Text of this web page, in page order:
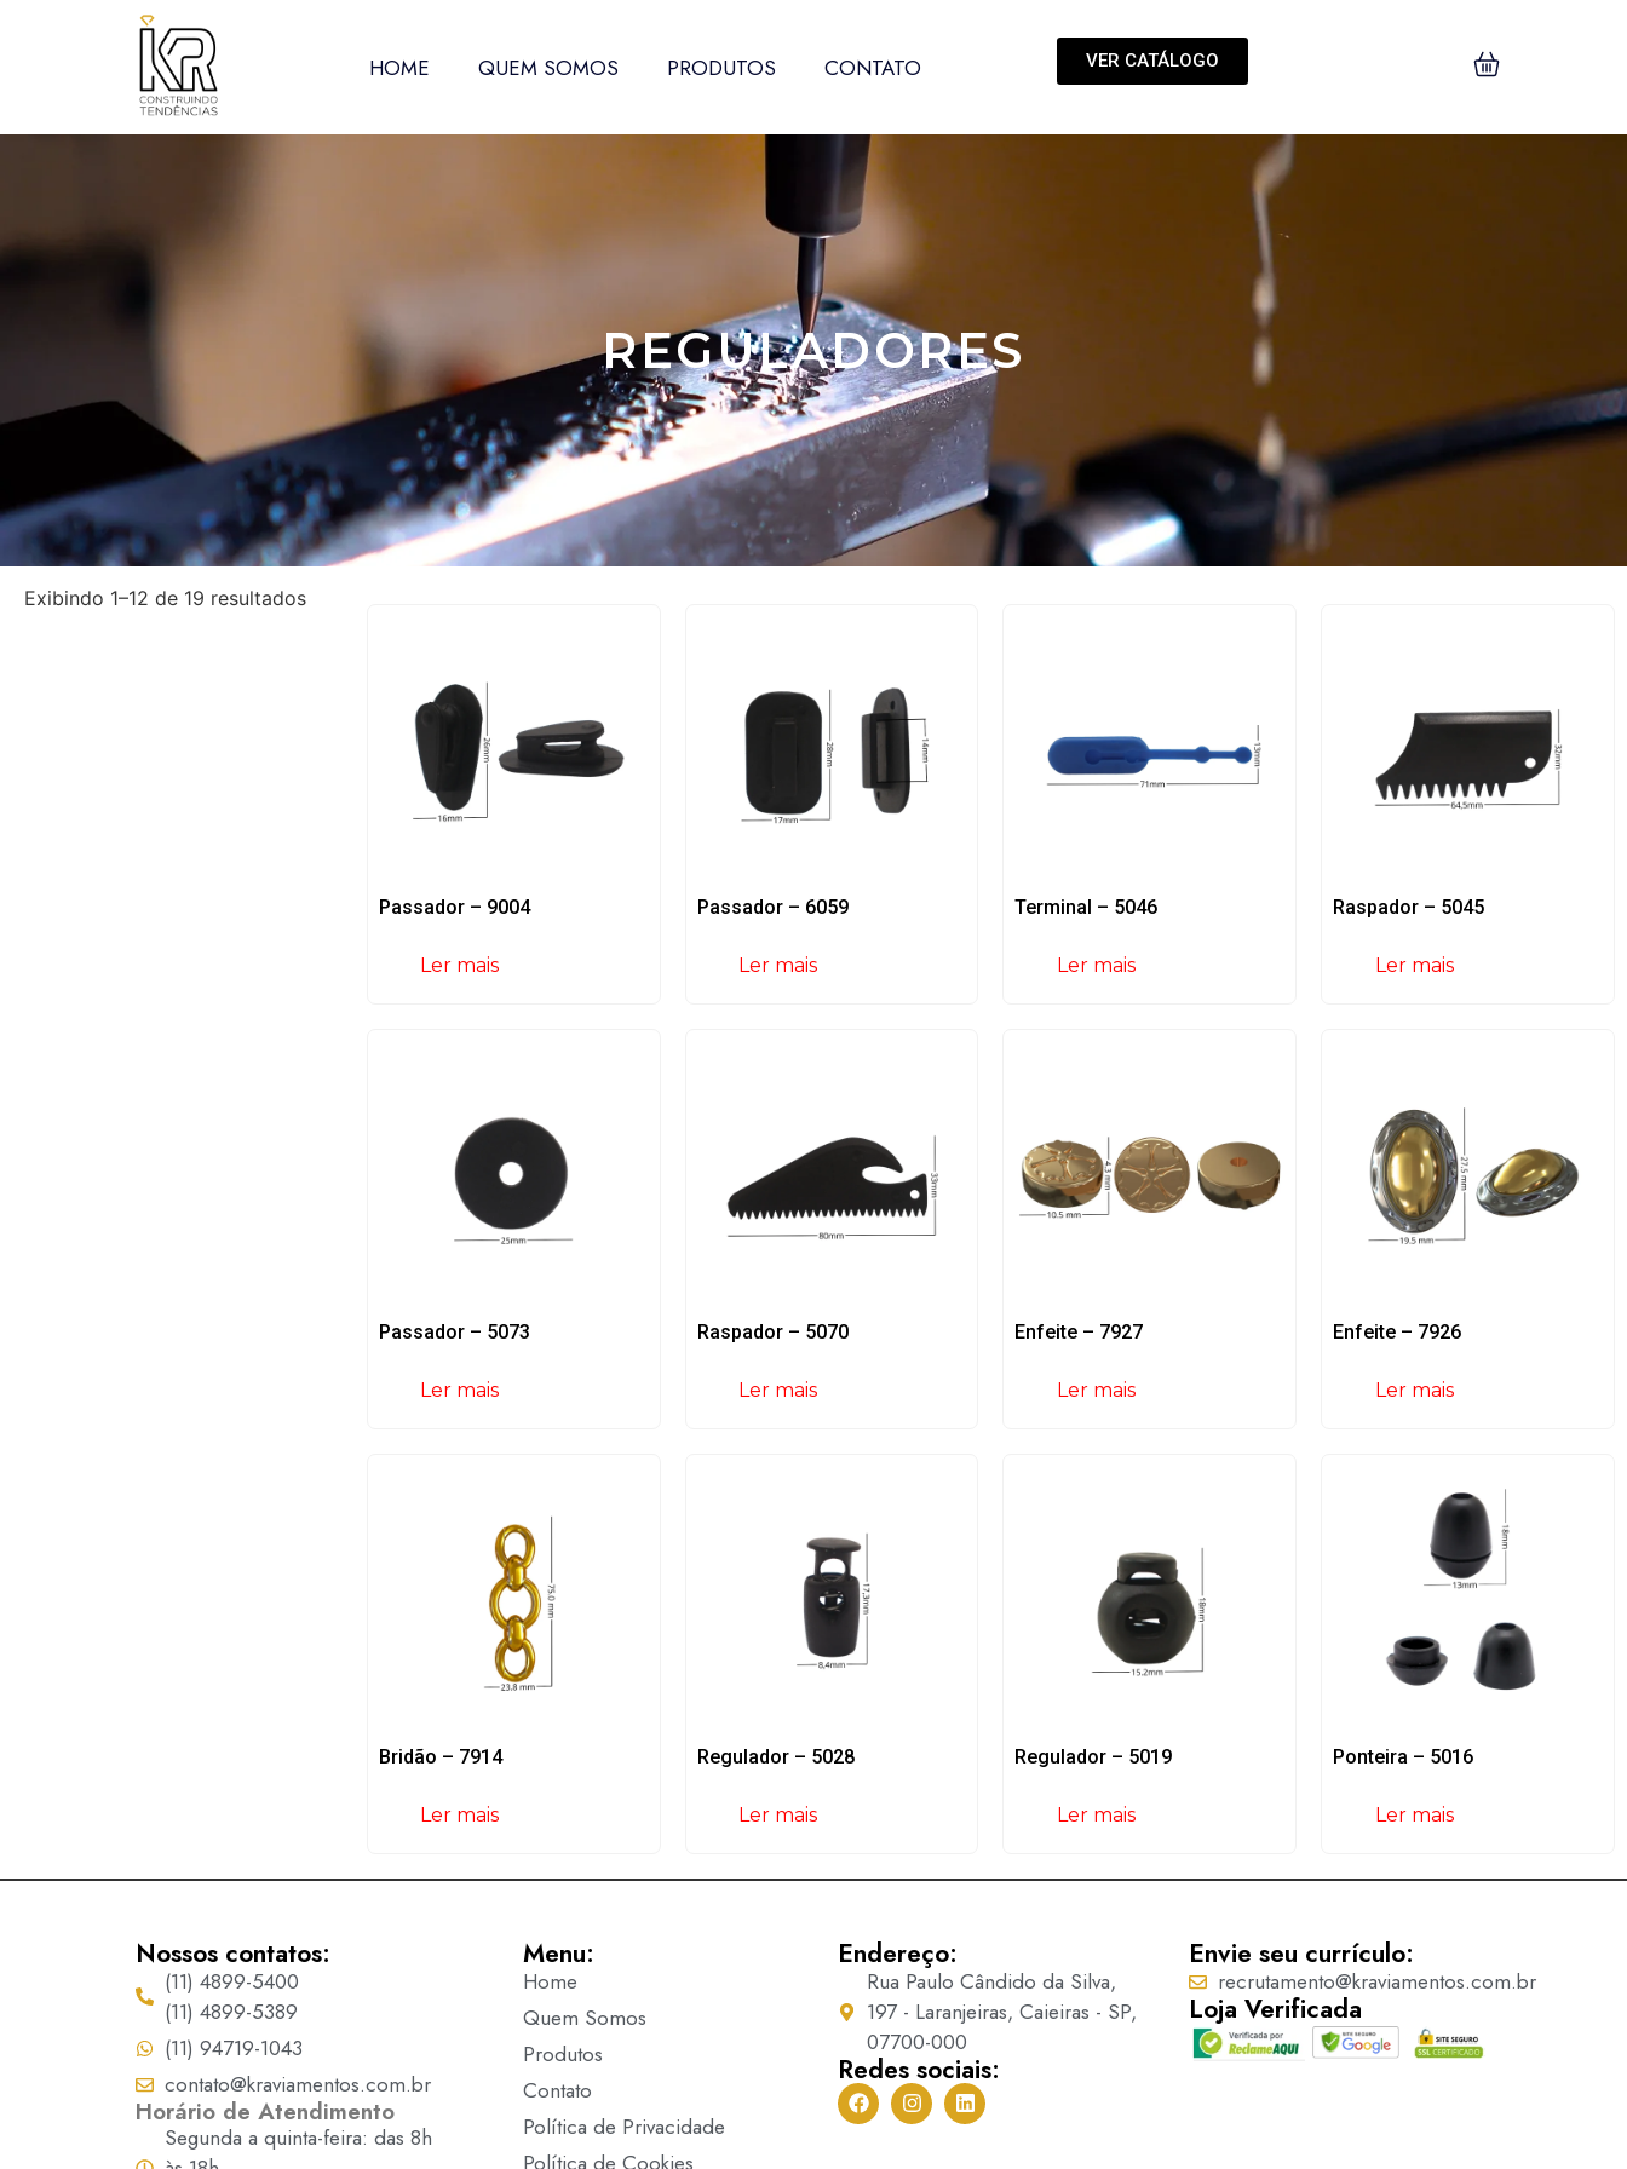
HOME QUEM SOMOS PRODUTOS CONTATO VER CATÁLOGO
REGULADORES
Exibindo 1–12 de 19 resultados
Passador – 9004
Ler mais
Passador – 6059
Ler mais
Terminal – 5046
Ler mais
Raspador – 5045
Ler mais
Passador – 5073
Ler mais
Raspador – 5070
Ler mais
Enfeite – 7927
Ler mais
Enfeite – 7926
Ler mais
Bridão – 7914
Ler mais
Regulador – 5028
Ler mais
Regulador – 5019
Ler mais
Ponteira – 5016
Ler mais
Nossos contatos:
(11) 4899-5400
(11) 4899-5389
(11) 94719-1043
contato@kraviamentos.com.br
Horário de Atendimento
Segunda a quinta-feira: das 8h
Menu:
Home
Quem Somos
Produtos
Contato
Política de Privacidade
Política de Cookies
Endereço:
Rua Paulo Cândido da Silva,
197 - Laranjeiras, Caieiras - SP,
07700-000
Redes sociais:
Envie seu currículo:
recrutamento@kraviamentos.com.br
Loja Verificada